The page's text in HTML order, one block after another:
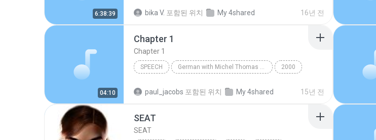
6:38:39
TextAloud: ScanSoft Raquel22 (
bika V. 포함된 위치 My 4shared 16년 전
04:10
Chapter 1
Chapter 1
SPEECH German with Michel Thomas CD1 2000
paul_jacobs 포함된 위치 My 4shared 15년 전
SEAT
SEAT